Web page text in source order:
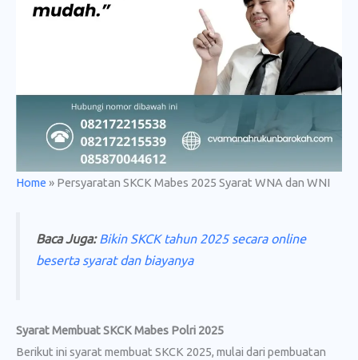
Home » Persyaratan SKCK Mabes 2025 Syarat WNA dan WNI
Baca Juga:Bikin SKCK tahun 2025 secara online
beserta syarat dan biayanya
Syarat Membuat SKCK Mabes Polri 2025
Berikut ini syarat membuat SKCK 2025, mulai dari pembuatan